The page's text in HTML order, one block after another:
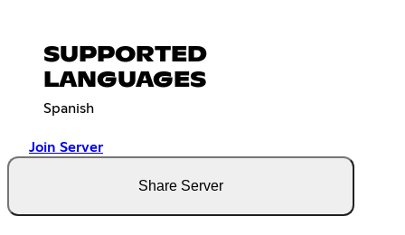
SUPPORTED
LANGUAGES
Spanish
Join Server
Share Server